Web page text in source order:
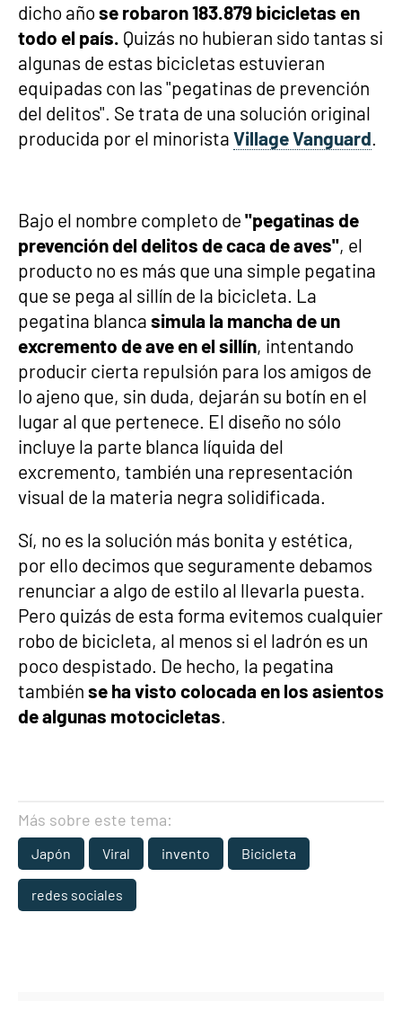
dicho año se robaron 183.879 bicicletas en
todo el país. Quizás no hubieran sido tantas si
algunas de estas bicicletas estuvieran
equipadas con las "pegatinas de prevención
del delitos". Se trata de una solución original
producida por el minorista Village Vanguard.
Bajo el nombre completo de "pegatinas de
prevención del delitos de caca de aves", el
producto no es más que una simple pegatina
que se pega al sillín de la bicicleta. La
pegatina blanca simula la mancha de un
excremento de ave en el sillín, intentando
producir cierta repulsión para los amigos de
lo ajeno que, sin duda, dejarán su botín en el
lugar al que pertenece. El diseño no sólo
incluye la parte blanca líquida del
excremento, también una representación
visual de la materia negra solidificada.
Sí, no es la solución más bonita y estética,
por ello decimos que seguramente debamos
renunciar a algo de estilo al llevarla puesta.
Pero quizás de esta forma evitemos cualquier
robo de bicicleta, al menos si el ladrón es un
poco despistado. De hecho, la pegatina
también se ha visto colocada en los asientos
de algunas motocicletas.
Más sobre este tema:
Japón Viral invento Bicicleta
redes sociales